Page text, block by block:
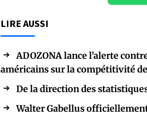
LIRE AUSSI
ADOZONA lance l’alerte
américains sur la compétitivité
De la direction des
Walter Gabellus